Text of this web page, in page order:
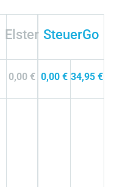
Elster SteuerGo
0,00 € 0,00 € 34,95 €